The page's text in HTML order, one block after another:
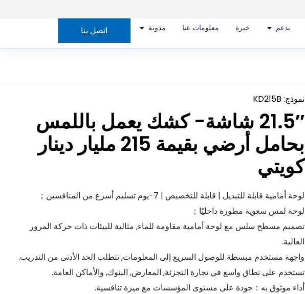
يدعم خبرة معلومات عنا مدونة اتصل بنا
نموذج: KD215B
21.5″ شاشة- كشك يعمل باللمس
بحامل أرضي بقيمة 215 مليار دينار
كويتي
لوحة أمامية قابلة للتبديل | قابلة للتخصيص | 7-يوم تسليم أسرع من المنافسين；
لوحة لمس سعوية مطورة داخليًا；
تصميم مسطح سلس مع لوحة أمامية مقاومة للماء, مثالية للبيئات ذات حركة المرور
العالية.
واجهة مستخدم مبسطة للوصول السريع إلى المعلومات, تتطلب الحد الأدنى من التدريب.
تستخدم على نطاق واسع في تجارة التجزئة, المعارض, البنوك, والأماكن العامة.
أداء موثوق به：جودة على مستوى المؤسسات مع ميزة تنافسية.